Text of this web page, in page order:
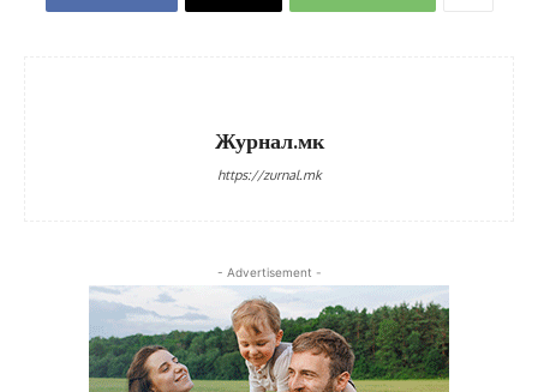
Журнал.мк
https://zurnal.mk
- Advertisement -